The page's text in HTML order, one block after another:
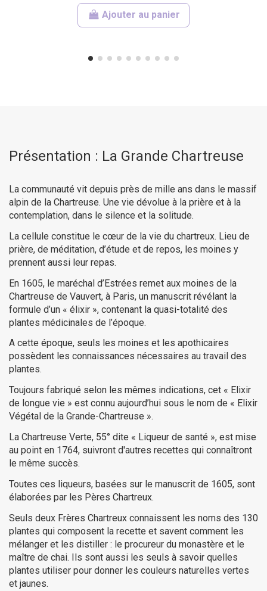
(3 avis)
Ajouter au panier
Présentation : La Grande Chartreuse
La communauté vit depuis près de mille ans dans le massif
alpin de la Chartreuse. Une vie dévolue à la prière et à la
contemplation, dans le silence et la solitude.
La cellule constitue le cœur de la vie du chartreux. Lieu de
prière, de méditation, d’étude et de repos, les moines y
prennent aussi leur repas.
En 1605, le maréchal d’Estrées remet aux moines de la
Chartreuse de Vauvert, à Paris, un manuscrit révélant la
formule d’un « élixir », contenant la quasi-totalité des
plantes médicinales de l’époque.
A cette époque, seuls les moines et les apothicaires
possèdent les connaissances nécessaires au travail des
plantes.
Toujours fabriqué selon les mêmes indications, cet « Elixir
de longue vie » est connu aujourd’hui sous le nom de « Elixir
Végétal de la Grande-Chartreuse ».
La Chartreuse Verte, 55° dite « Liqueur de santé », est mise
au point en 1764, suivront d'autres recettes qui connaîtront
le même succès.
Toutes ces liqueurs, basées sur le manuscrit de 1605, sont
élaborées par les Pères Chartreux.
Seuls deux Frères Chartreux connaissent les noms des 130
plantes qui composent la recette et savent comment les
mélanger et les distiller : le procureur du monastère et le
maître de chai. Ils sont aussi les seuls à savoir quelles
plantes utiliser pour donner les couleurs naturelles vertes
et jaunes.